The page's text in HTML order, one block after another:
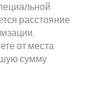
расстояние
от места
сумму